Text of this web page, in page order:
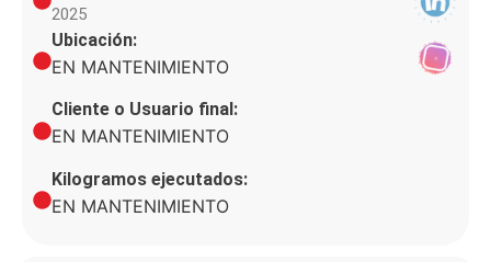
2025
Ubicación:
EN MANTENIMIENTO
Cliente o Usuario final:
EN MANTENIMIENTO
Kilogramos ejecutados:
EN MANTENIMIENTO